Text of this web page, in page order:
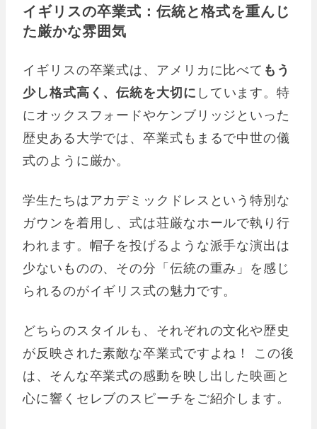
イギリスの卒業式：伝統と格式を重んじ
た厳かな雰囲気
イギリスの卒業式は、アメリカに比べて もう
少し格式高く、伝統を大切に しています。特
にオックスフォードやケンブリッジといった
歴史ある大学では、卒業式もまるで中世の儀
式のように厳か。
学生たちはアカデミックドレスという特別な
ガウンを着用し、式は荘厳なホールで執り行
われます。帽子を投げるような派手な演出は
少ないものの、その分「伝統の重み」を感じ
られるのがイギリス式の魅力です。
どちらのスタイルも、それぞれの文化や歴史
が反映された素敵な卒業式ですよね！ この後
は、そんな卒業式の感動を映し出した映画と
心に響くセレブのスピーチをご紹介します。